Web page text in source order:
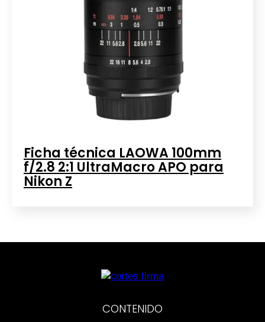
Ficha técnica LAOWA 100mm
f/2.8 2:1 UltraMacro APO para
Nikon Z
CONTENIDO